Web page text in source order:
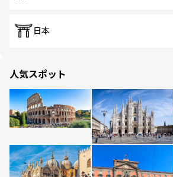
日本
人気スポット